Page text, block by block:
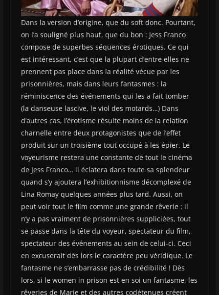
Dans la version d’origine, que du soft donc. Pourtant,
on l’a souligné plus haut, que du bon : Jess Franco
compose de superbes séquences érotiques. Ce qui
est intéressant, c’est que la plupart d’entre elles ne
prennent pas place dans la réalité vécue par les
prisonnières, mais dans leurs fantasmes : la
réminiscence des événements qui les a fait tomber
(la danseuse lascive, le viol des motards…) Dans
d’autres cas, l’érotisme résulte moins de la relation
charnelle entre deux protagonistes que de l’effet
produit sur un troisième tout occupé à les épier. Le
voyeurisme restera une constante de tout le cinéma
de Jess Franco… il éclatera dans toute sa splendeur
quand s’y ajoutera l’exhibitionnisme décomplexé de
Lina Romay quelques années plus tard. Aussi, on
peut voir tout le film comme une grande rêverie : il
n’y a pas vraiment de prisonnières suppliciées, tout
se passe dans la tête du voyeur, spectateur du film,
spectateur des événements au sein de celui-ci. Ceci
en excuserait dès lors le caractère peu véridique. Le
fantasme ne s’embarrasse pas de crédibilité ! Dès
lors, si le women in prison est en soi un fantasme, les
rêveries de Marie et des autres codétenues créent